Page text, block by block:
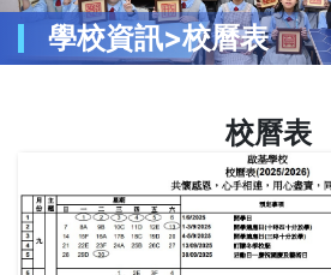
學校資訊>校曆表
校曆表